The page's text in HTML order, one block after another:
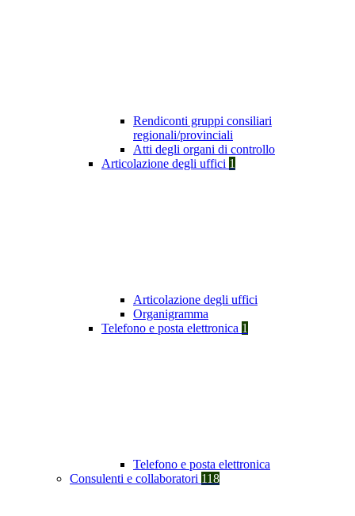
Rendiconti gruppi consiliari
regionali/provinciali
Atti degli organi di controllo
Articolazione degli uffici 1
Articolazione degli uffici
Organigramma
Telefono e posta elettronica 1
Telefono e posta elettronica
Consulenti e collaboratori 118